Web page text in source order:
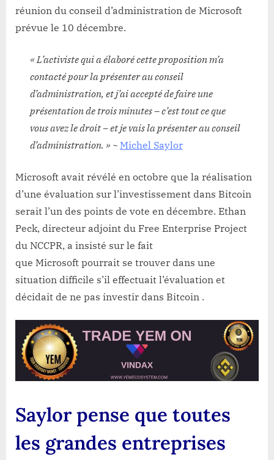
réunion du conseil d’administration de Microsoft
prévue le 10 décembre.
« L’activiste qui a élaboré cette proposition m’a
contacté pour la présenter au conseil
d’administration, et j’ai accepté de faire une
présentation de trois minutes – c’est tout ce que
vous avez le droit – et je vais la présenter au conseil
d’administration. » ~ Michel Saylor
Microsoft avait révélé en octobre que la réalisation
d’une évaluation sur l’investissement dans Bitcoin
serait l’un des points de vote en décembre. Ethan
Peck, directeur adjoint du Free Enterprise Project
du NCCPR, a insisté sur le fait
que Microsoft pourrait se trouver dans une
situation difficile s’il effectuait l’évaluation et
décidait de ne pas investir dans Bitcoin .
Saylor pense que toutes
les grandes entreprises